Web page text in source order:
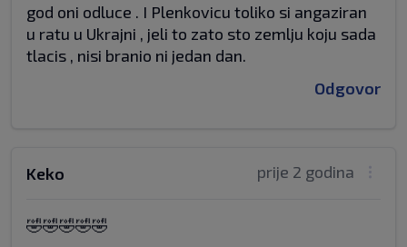
god oni odluce . I Plenkovicu toliko si angaziran
u ratu u Ukrajni , jeli to zato sto zemlju koju sada
tlacis , nisi branio ni jedan dan.
Odgovor
prije 2 godina
Keko
🤣🤣🤣🤣🤣